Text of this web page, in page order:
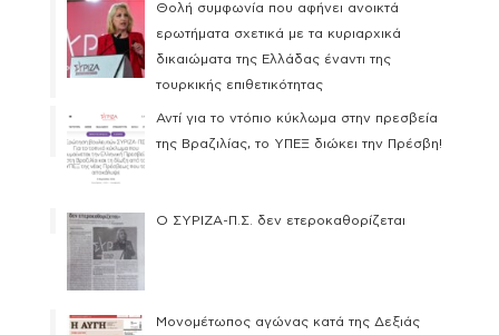
Θολή συμφωνία που αφήνει ανοικτά
ερωτήματα σχετικά με τα κυριαρχικά
δικαιώματα της Ελλάδας έναντι της
τουρκικής επιθετικότητας
Αντί για το ντόπιο κύκλωμα στην πρεσβεία
της Βραζιλίας, το ΥΠΕΞ διώκει την Πρέσβη!
Ο ΣΥΡΙΖΑ-Π.Σ. δεν ετεροκαθορίζεται
Μονομέτωπος αγώνας κατά της Δεξιάς